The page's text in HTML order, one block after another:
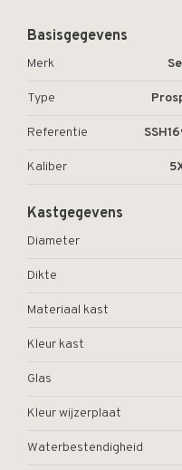
Basisgegevens
Merk
Type
Referentie
Kaliber
Kastgegevens
Diameter
Dikte
Materiaal kast
Kleur kast
Glas
Kleur wijzerplaat
Waterbestendigheid